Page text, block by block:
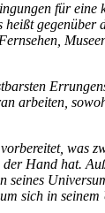
für
arbeiten,
was
hat.
sich in